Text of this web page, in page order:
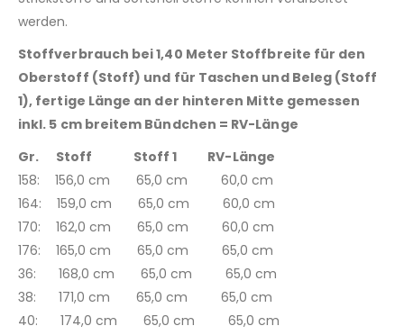
werden.
Stoffverbrauch bei 1,40 Meter Stoffbreite für den
Oberstoff (Stoff) und für Taschen und Beleg (Stoff
1), fertige Länge an der hinteren Mitte gemessen
inkl. 5 cm breitem Bündchen = RV-Länge
Gr. Stoff Stoff 1 RV-Länge
158: 156,0 cm 65,0 cm 60,0 cm
164: 159,0 cm 65,0 cm 60,0 cm
170: 162,0 cm 65,0 cm 60,0 cm
176: 165,0 cm 65,0 cm 65,0 cm
36: 168,0 cm 65,0 cm 65,0 cm
38: 171,0 cm 65,0 cm 65,0 cm
40: 174,0 cm 65,0 cm 65,0 cm